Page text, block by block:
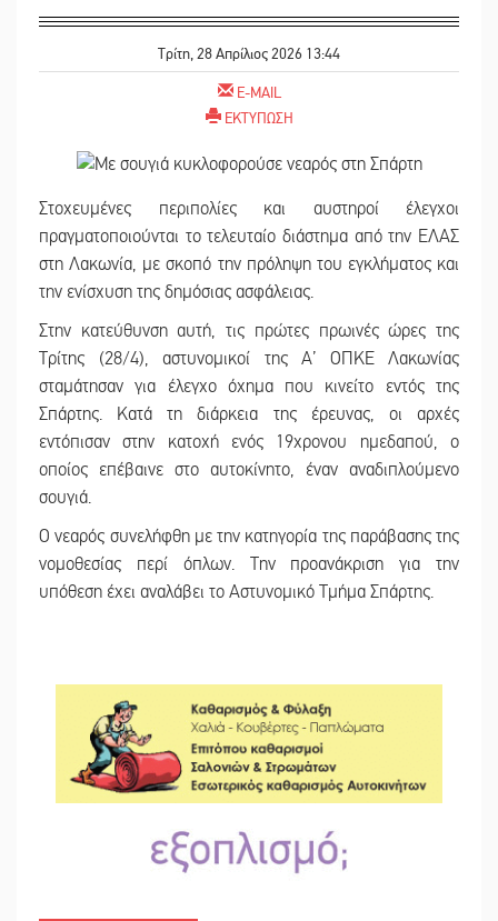
Τρίτη, 28 Απρίλιος 2026 13:44
E-MAIL
ΕΚΤΥΠΩΣΗ
Στοχευμένες περιπολίες και αυστηροί έλεγχοι
πραγματοποιούνται το τελευταίο διάστημα από την ΕΛΑΣ
στη Λακωνία, με σκοπό την πρόληψη του εγκλήματος και
την ενίσχυση της δημόσιας ασφάλειας.
Στην κατεύθυνση αυτή, τις πρώτες πρωινές ώρες της
Τρίτης (28/4), αστυνομικοί της Α’ ΟΠΚΕ Λακωνίας
σταμάτησαν για έλεγχο όχημα που κινείτο εντός της
Σπάρτης. Κατά τη διάρκεια της έρευνας, οι αρχές
εντόπισαν στην κατοχή ενός 19χρονου ημεδαπού, ο
οποίος επέβαινε στο αυτοκίνητο, έναν αναδιπλούμενο
σουγιά.
Ο νεαρός συνελήφθη με την κατηγορία της παράβασης της
νομοθεσίας περί όπλων. Την προανάκριση για την
υπόθεση έχει αναλάβει το Αστυνομικό Τμήμα Σπάρτης.